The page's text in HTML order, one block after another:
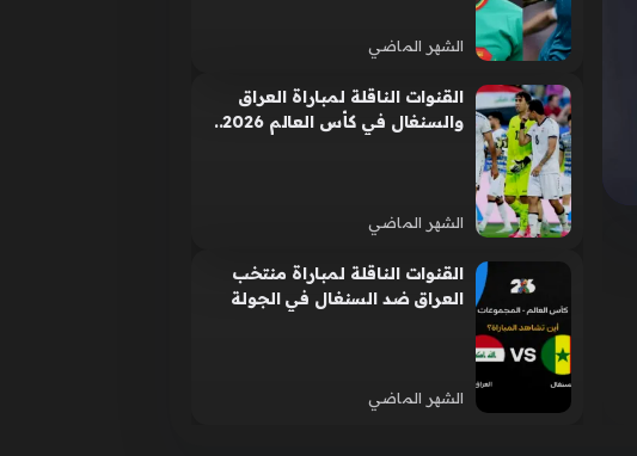
الشهر الماضي
القنوات الناقلة لمباراة العراق
والسنغال في كأس العالم 2026..
الشهر الماضي
القنوات الناقلة لمباراة منتخب
العراق ضد السنغال في الجولة
الشهر الماضي